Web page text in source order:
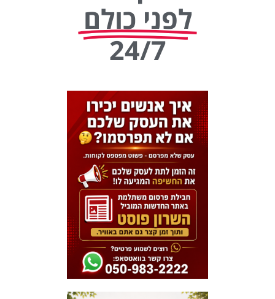
לפני כולם
24/7